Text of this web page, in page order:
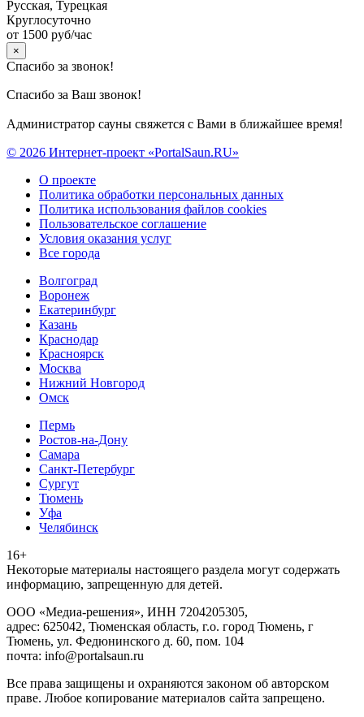
Русская, Турецкая
Круглосуточно
от 1500 руб/час
×
Спасибо за звонок!
Спасибо за Ваш звонок!
Администратор сауны свяжется с Вами в ближайшее время!
© 2026 Интернет-проект «PortalSaun.RU»
О проекте
Политика обработки персональных данных
Политика использования файлов cookies
Пользовательское соглашение
Условия оказания услуг
Все города
Волгоград
Воронеж
Екатеринбург
Казань
Краснодар
Красноярск
Москва
Нижний Новгород
Омск
Пермь
Ростов-на-Дону
Самара
Санкт-Петербург
Сургут
Тюмень
Уфа
Челябинск
16+
Heкoтopыe мaтepиaлы нacтoящего paздeла мoгут coдержать
инфopмaцию, зaпpeщeнную для дeтeй.
ООО «Медиа-решения», ИНН 7204205305,
адрес: 625042, Тюменская область, г.о. город Тюмень, г
Тюмень, ул. Федюнинского д. 60, пом. 104
почта: info@portalsaun.ru
Вce прaвa зaщищeны и oxpaняютcя зaкoнoм oб aвтopcкoм
прaве. Любoe кoпиpoвaниe мaтepиaлов caйтa зaпpeщeнo.